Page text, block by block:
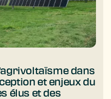
dans
et enjeux du
élus et des